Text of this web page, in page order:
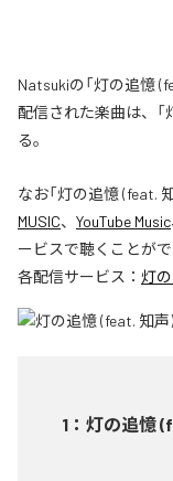
Natsukiの「灯の追憶
配信された楽曲は、「
る。
なお「灯の追憶 (feat.
MUSIC、 YouTube Music
ービスで聴くことがで
各配信サービス： 灯
1 ： 灯の追憶